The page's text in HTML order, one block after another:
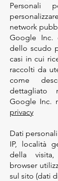
Personali
network
Google Inc.
dello scudo
casi in cui
raccolti da
come
dettagliato
Google Inc.
privacy
Dati
IP, località
della visita,
browser
sul sito (dati